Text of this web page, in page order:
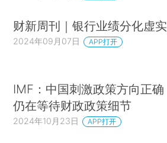
财新周刊｜银行业绩分化虚实
2024年09月07日 APP打开
IMF：中国刺激政策方向正确
仍在等待财政政策细节
2024年10月23日 APP打开